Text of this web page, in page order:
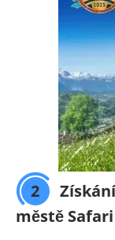
2
městě Safari